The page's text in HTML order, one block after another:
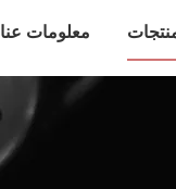
معلومات عنا